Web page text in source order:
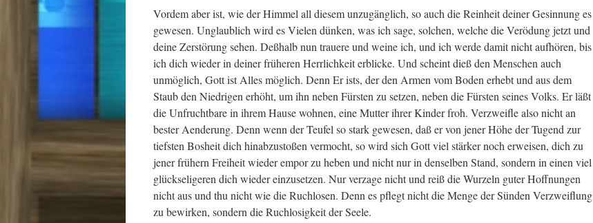
Vordem aber ist, wie der Himmel all diesem unzugänglich, so auch die Reinheit deiner Gesinnung es
gewesen. Unglaublich wird es Vielen dünken, was ich sage, solchen, welche die Verödung jetzt und
deine Zerstörung sehen. Deßhalb nun trauere und weine ich, und ich werde damit nicht aufhören, bis
ich dich wieder in deiner früheren Herrlichkeit erblicke. Und scheint dieß den Menschen auch
unmöglich, Gott ist Alles möglich. Denn Er ists, der den Armen vom Boden erhebt und aus dem
Staub den Niedrigen erhöht, um ihn neben Fürsten zu setzen, neben die Fürsten seines Volks. Er läßt
die Unfruchtbare in ihrem Hause wohnen, eine Mutter ihrer Kinder froh. Verzweifle also nicht an
bester Aenderung. Denn wenn der Teufel so stark gewesen, daß er von jener Höhe der Tugend zur
tiefsten Bosheit dich hinabzustoßen vermocht, so wird sich Gott viel stärker noch erweisen, dich zu
jener frühern Freiheit wieder empor zu heben und nicht nur in denselben Stand, sondern in einen viel
glückseligeren dich wieder einzusetzen. Nur verzage nicht und reiß die Wurzeln guter Hoffnungen
nicht aus und thu nicht wie die Ruchlosen. Denn es pflegt nicht die Menge der Sünden Verzweiflung
zu bewirken, sondern die Ruchlosigkeit der Seele.